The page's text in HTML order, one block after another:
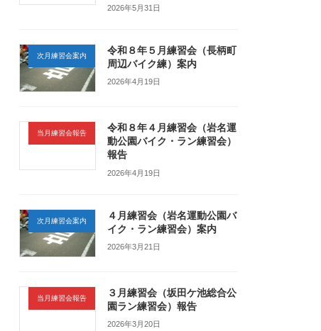
2026年5月31日
次月練習会案内
令和８年５月練習会（長柄町
周辺バイク練）案内
2026年4月19日
当月練習会報告
令和８年４月練習会（岩名運
動公園バイク・ラン練習会）
報告
2026年4月19日
次月練習会案内
４月練習会（岩名運動公園バ
イク・ラン練習会）案内
2026年3月21日
当月練習会報告
３月練習会（坂田ケ池総合公
園ラン練習会）報告
2026年3月20日